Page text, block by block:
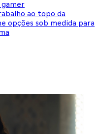
gamer
ao topo da
opções sob medida para